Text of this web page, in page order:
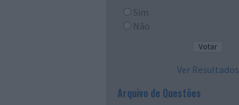
Sim
Não
Ver Resultados
Arquivo de Questões